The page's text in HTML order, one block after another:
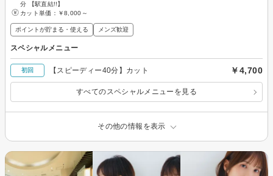
分 【駅直結!!】
カット単価： ￥8,000～
ポイントが貯まる・使える メンズ歓迎
スペシャルメニュー
初回 【スピーディー40分】カット ￥4,700
すべてのスペシャルメニューを見る
その他の情報を表示